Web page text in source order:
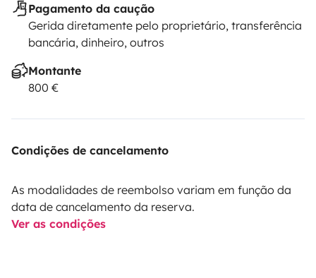
Pagamento da caução
Gerida diretamente pelo proprietário, transferência
bancária, dinheiro, outros
Montante
800 €
Condições de cancelamento
As modalidades de reembolso variam em função da
data de cancelamento da reserva.
Ver as condições